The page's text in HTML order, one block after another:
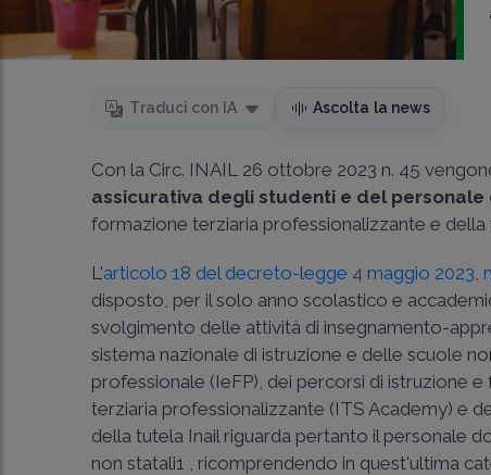
Traduci con IA Ascolta la news
Con la Circ. INAIL 26 ottobre 2023 n. 45
assicurativa degli studenti e del
formazione terziaria professionalizzante e
L'articolo 18 del decreto-legge 4 maggio 2023,
disposto, per il solo anno scolastico e
svolgimento delle attività di insegnamento-
sistema nazionale di istruzione e delle scuole
professionale (IeFP), dei percorsi di istruzione
terziaria professionalizzante (ITS Academy) e
della tutela Inail riguarda pertanto il personale
non statali1 , ricomprendendo in quest'ultima